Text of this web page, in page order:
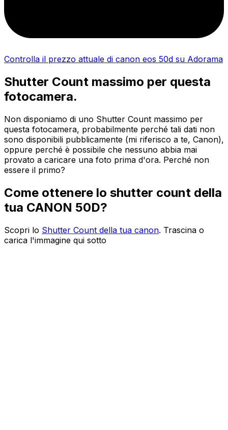
Controlla il prezzo attuale di canon eos 50d su Adorama
Shutter Count massimo per questa
fotocamera.
Non disponiamo di uno Shutter Count massimo per
questa fotocamera, probabilmente perché tali dati non
sono disponibili pubblicamente (mi riferisco a te, Canon),
oppure perché è possibile che nessuno abbia mai
provato a caricare una foto prima d'ora. Perché non
essere il primo?
Come ottenere lo shutter count della
tua CANON 50D?
Scopri lo Shutter Count della tua canon. Trascina o
carica l'immagine qui sotto